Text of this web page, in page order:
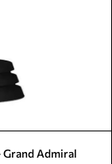
Grand Admiral